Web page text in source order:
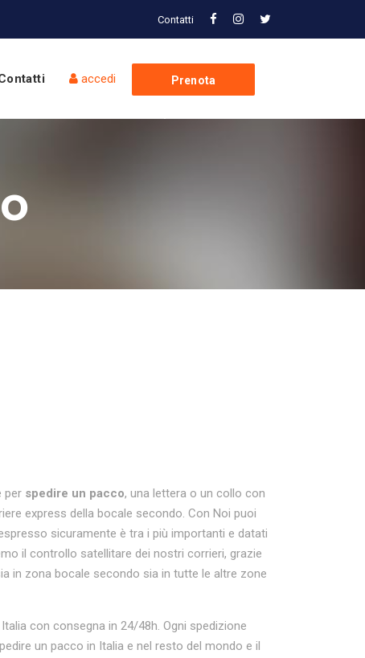
Contatti
accedi Prenota
per spedire un pacco, una lettera o un collo con
express della bocale secondo. Con Noi puoi
sicuramente è tra i più importanti e datati
il controllo satellitare dei nostri corrieri, grazie
in zona bocale secondo sia in tutte le altre zone
con consegna in 24/48h. Ogni spedizione
un pacco in Italia e nel resto del mondo e il